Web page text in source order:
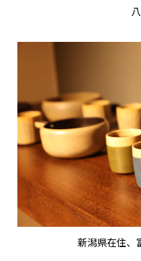
新潟県在住、